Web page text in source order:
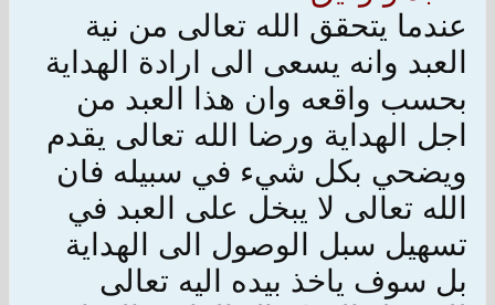
عندما يتحقق الله تعالى من نية
العبد وانه يسعى الى ارادة الهداية
بحسب واقعه وان هذا العبد من
اجل الهداية ورضا الله تعالى يقدم
ويضحي بكل شيء في سبيله فان
الله تعالى لا يبخل على العبد في
تسهيل سبل الوصول الى الهداية
بل سوف ياخذ بيده اليه تعالى